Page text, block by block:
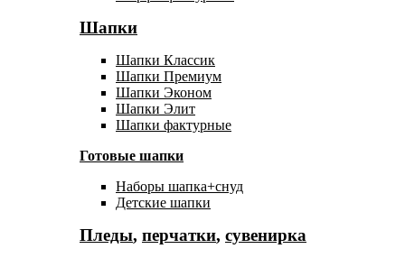
Шапки
Шапки Классик
Шапки Премиум
Шапки Эконом
Шапки Элит
Шапки фактурные
Готовые шапки
Наборы шапка+снуд
Детские шапки
Пледы, перчатки, сувенирка